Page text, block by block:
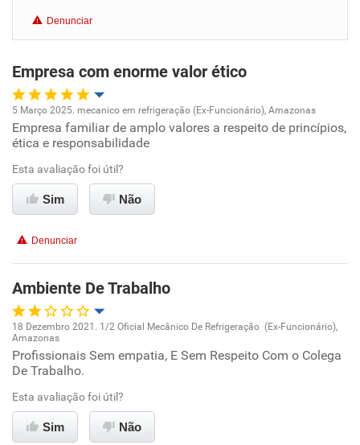
Recomenda esta empresa
Denunciar
Empresa com enorme valor ético
Oportunidade de promoção
Ambiente de trabalho
Conciliação com a vida familiar
Recomenda esta empresa
Recomenda a diretoria
5 Março 2025. mecanico em refrigeração (Ex-Funcionário), Amazonas
Empresa familiar de amplo valores a respeito de princípios,
ética e responsabilidade
Esta avaliação foi útil?
Sim Não
Denunciar
Ambiente De Trabalho
Oportunidade de promoção
Conciliação com a vida familiar
18 Dezembro 2021. 1/2 Oficial Mecânico De Refrigeração (Ex-Funcionário),
Amazonas
Profissionais Sem empatia, E Sem Respeito Com o Colega
De Trabalho.
Esta avaliação foi útil?
Sim Não